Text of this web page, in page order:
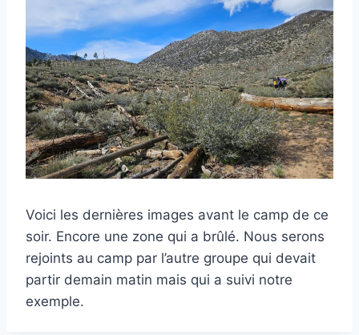
Voici les dernières images avant le camp de ce
soir. Encore une zone qui a brûlé. Nous serons
rejoints au camp par l’autre groupe qui devait
partir demain matin mais qui a suivi notre
exemple.